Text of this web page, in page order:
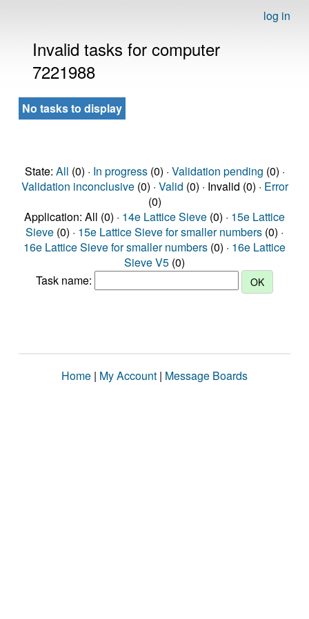
log in
Invalid tasks for computer
7221988
No tasks to display
State: All (0) · In progress(0) · Validation pending (0) ·
Validation inconclusive(0) · Valid (0) · Invalid (0) · Error
(0)
Application: All (0) · 14e Lattice Sieve (0) · 15e Lattice
Sieve (0) · 15e Lattice Sieve for smaller numbers (0) ·
16e Lattice Sieve for smaller numbers (0) · 16e Lattice
Sieve V5 (0)
Task name:
Home | My Account | Message Boards